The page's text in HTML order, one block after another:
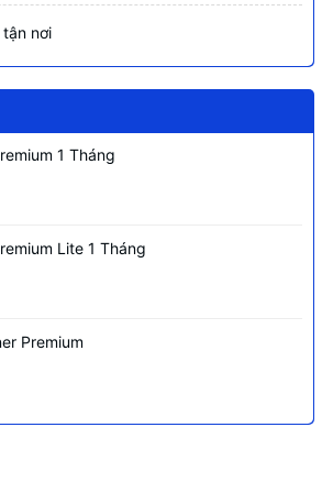
nơi
1 Tháng
Lite 1 Tháng
Premium